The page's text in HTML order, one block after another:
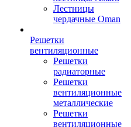
Лестницы
чердачные Oman
Решетки
вентиляционные
Решетки
радиаторные
Решетки
вентиляционные
металлические
Решетки
вентиляционные